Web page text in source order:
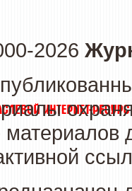
2026
материалов